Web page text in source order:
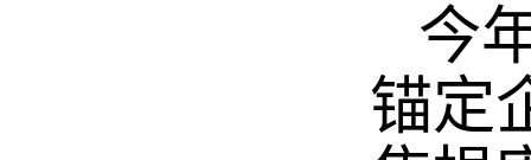
今
锚定